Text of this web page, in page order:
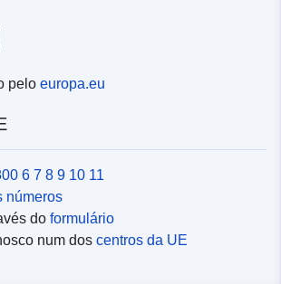
pelo europa.eu
6 7 8 9 10 11
números
do formulário
num dos centros da UE